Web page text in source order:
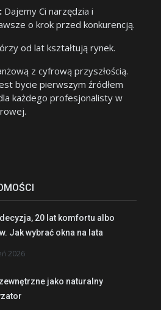
Dajemy Ci narzędzia i
o krok przed konkurencją.
od lat kształtują rynek.
z cyfrową przyszłością.
bycie pierwszym źródłem
każdego profesjonalisty w
20 lat komfortu albo
Jak wybrać okna na lata
2026
jako naturalny